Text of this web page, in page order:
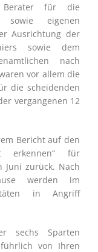
Berater für die
sowie eigenen
Ausrichtung der
sowie dem
nach
vor allem die
die scheidenden
vergangenen 12
Bericht auf den
erkennen“ für
Juni zurück. Nach
werden im
in Angriff
sechs Sparten
von Ihren